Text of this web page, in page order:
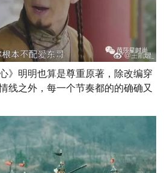
》明明也算是尊重原著，除改编穿
线之外，每一个节奏都的的确确又